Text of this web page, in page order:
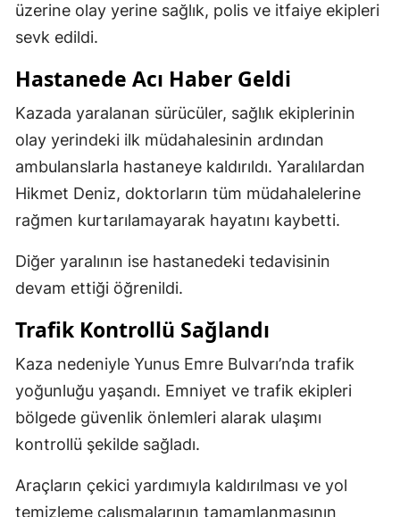
üzerine olay yerine sağlık, polis ve itfaiye ekipleri
sevk edildi.
Hastanede Acı Haber Geldi
Kazada yaralanan sürücüler, sağlık ekiplerinin
olay yerindeki ilk müdahalesinin ardından
ambulanslarla hastaneye kaldırıldı. Yaralılardan
Hikmet Deniz, doktorların tüm müdahalelerine
rağmen kurtarılamayarak hayatını kaybetti.
Diğer yaralının ise hastanedeki tedavisinin
devam ettiği öğrenildi.
Trafik Kontrollü Sağlandı
Kaza nedeniyle Yunus Emre Bulvarı’nda trafik
yoğunluğu yaşandı. Emniyet ve trafik ekipleri
bölgede güvenlik önlemleri alarak ulaşımı
kontrollü şekilde sağladı.
Araçların çekici yardımıyla kaldırılması ve yol
temizleme çalışmalarının tamamlanmasının